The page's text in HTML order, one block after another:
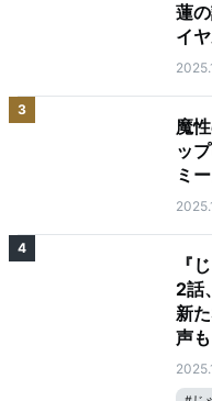
蓮
イ
3
魔
ッ
ミ
4
『
2話
新
声も